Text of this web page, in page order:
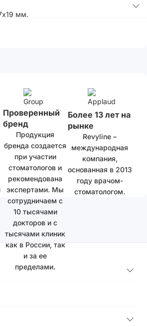
мм.
Проверенный
бренд
Продукция
бренда создается
при участии
стоматологов и
рекомендована
экспертами. Мы
сотрудничаем с
10 тысячами
докторов и с
тысячами клиник
как в России, так
и за ее
пределами.
Более 13 лет на
рынке
Revyline –
международная
компания,
основанная в 2013
году врачом-
стоматологом.